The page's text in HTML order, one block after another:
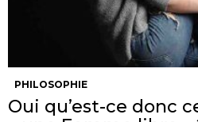
PHILOSOPHIE
Oui qu’est-ce donc